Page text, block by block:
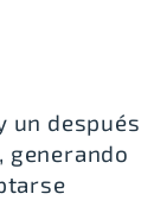
un después
generando